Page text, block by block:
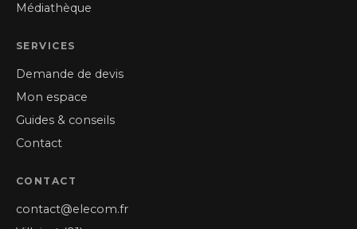
Médiathèque
SERVICES
Demande de devis
Mon espace
Guides & conseils
Contact
CONTACT
contact@elecom.fr